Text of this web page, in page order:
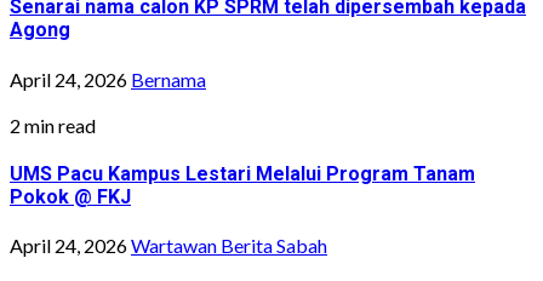
Senarai nama calon KP SPRM telah dipersembah kepada
Agong
April 24, 2026 Bernama
2 min read
UMS Pacu Kampus Lestari Melalui Program Tanam
Pokok @ FKJ
April 24, 2026Wartawan Berita Sabah